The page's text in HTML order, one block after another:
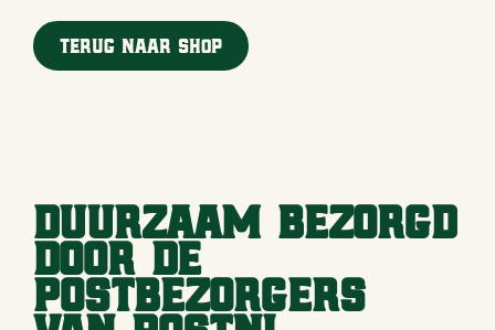
Terug naar shop
Duurzaam bezorgd
door de
postbezorgers